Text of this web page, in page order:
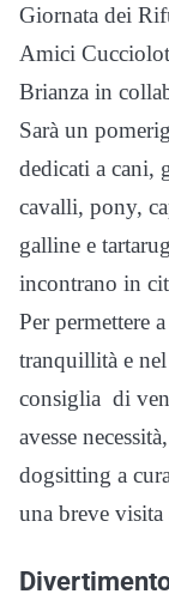
Giornata dei
Amici
Brianza in
Sarà un
dedicati a cani,
cavalli, pony,
galline e
incontrano in
Per permettere
tranquillità e
consiglia di
avesse
dogsitting a
una breve